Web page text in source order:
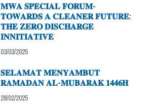
𝐌𝐖𝐀 𝐒𝐏𝐄𝐂𝐈𝐀𝐋 𝐅𝐎𝐑𝐔𝐌-
𝐓𝐎𝐖𝐀𝐑𝐃𝐒 𝐀 𝐂𝐋𝐄𝐀𝐍𝐄𝐑 𝐅𝐔𝐓𝐔𝐑𝐄:
𝐓𝐇𝐄 𝐙𝐄𝐑𝐎 𝐃𝐈𝐒𝐂𝐇𝐀𝐑𝐆𝐄
𝐈𝐍𝐍𝐈𝐓𝐈𝐀𝐓𝐈𝐕𝐄
03/03/2025
𝐒𝐄𝐋𝐀𝐌𝐀𝐓 𝐌𝐄𝐍𝐘𝐀𝐌𝐁𝐔𝐓
𝐑𝐀𝐌𝐀𝐃𝐀𝐍 𝐀𝐋-𝐌𝐔𝐁𝐀𝐑𝐀𝐊 𝟏𝟒𝟒𝟔𝐇
28/02/2025